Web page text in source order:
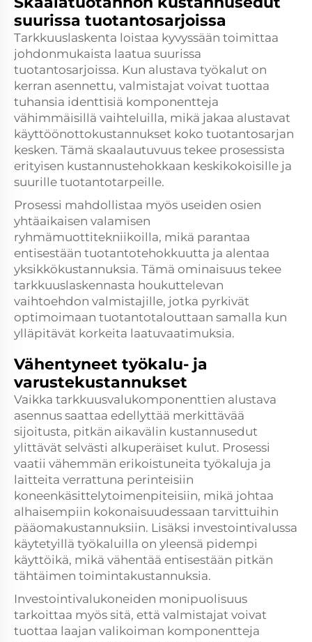
suurissa tuotantosarjoissa
Tarkkuuslaskenta loistaa kyvyssään toimittaa
johdonmukaista laatua suurissa
tuotantosarjoissa. Kun alustava työkalut on
kerran asennettu, valmistajat voivat tuottaa
tuhansia identtisiä komponentteja
vähimmäisillä vaihteluilla, mikä jakaa alustavat
käyttöönottokustannukset koko tuotantosarjan
kesken. Tämä skaalautuvuus tekee prosessista
erityisen kustannustehokkaan keskikokoisille ja
suurille tuotantotarpeille.
Prosessi mahdollistaa myös useiden osien
yhtäaikaisen valamisen
ryhmämuottitekniikoilla, mikä parantaa
entisestään tuotantotehokkuutta ja alentaa
yksikkökustannuksia. Tämä ominaisuus tekee
tarkkuuslaskennasta houkuttelevan
vaihtoehdon valmistajille, jotka pyrkivät
optimoimaan tuotantotalouttaan samalla kun
ylläpitävät korkeita laatuvaatimuksia.
Vähentyneet työkalu- ja
varustekustannukset
Vaikka tarkkuusvalukomponenttien alustava
asennus saattaa edellyttää merkittävää
sijoitusta, pitkän aikavälin kustannusedut
ylittävät selvästi alkuperäiset kulut. Prosessi
vaatii vähemmän erikoistuneita työkaluja ja
laitteita verrattuna perinteisiin
koneenkäsittelytoimenpiteisiin, mikä johtaa
alhaisempiin kokonaisuudessaan tarvittuihin
pääomakustannuksiin. Lisäksi investointivalussa
käytetyillä työkaluilla on yleensä pidempi
käyttöikä, mikä vähentää entisestään pitkän
tähtäimen toimintakustannuksia.
Investointivalukoneiden monipuolisuus
tarkoittaa myös sitä, että valmistajat voivat
tuottaa laajan valikoiman komponentteja